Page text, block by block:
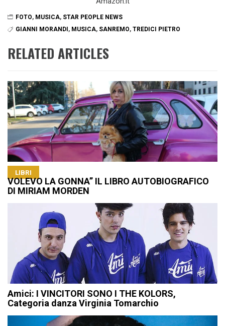
FOTO, MUSICA, STAR PEOPLE NEWS
GIANNI MORANDI, MUSICA, SANREMO, TREDICI PIETRO
RELATED ARTICLES
LIBRI
VOLEVO LA GONNA” IL LIBRO AUTOBIOGRAFICO
DI MIRIAM MORDEN
Amici: I VINCITORI SONO I THE KOLORS,
Categoria danza Virginia Tomarchio